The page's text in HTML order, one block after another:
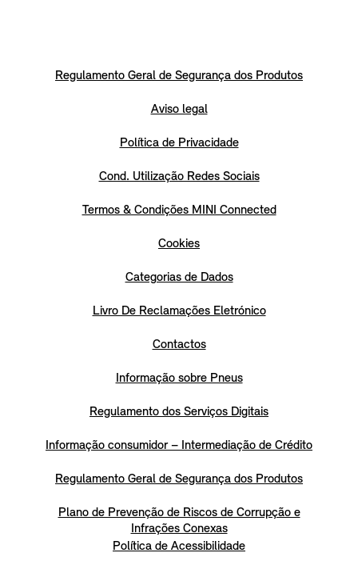
Regulamento Geral de Segurança dos Produtos
Aviso legal
Política de Privacidade
Cond. Utilização Redes Sociais
Termos & Condições MINI Connected
Cookies
Categorias de Dados
Livro De Reclamações Eletrónico
Contactos
Informação sobre Pneus
Regulamento dos Serviços Digitais
Informação consumidor – Intermediação de Crédito
Regulamento Geral de Segurança dos Produtos
Plano de Prevenção de Riscos de Corrupção e
Infrações Conexas
Política de Acessibilidade